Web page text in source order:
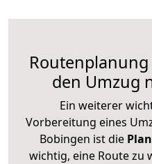
den Umzug
Ein weiterer
Vorbereitung eines
Bobingen ist die
wichtig, eine Route zu